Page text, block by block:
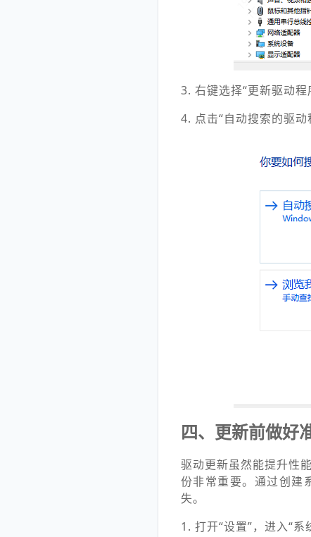
3. 右键选择“更新驱动程
4. 点击“自动搜索的驱动
四、更新前做好
驱动更新虽然能提升性
份非常重要。通过创建
失。
1. 打开“设置”，进入“系